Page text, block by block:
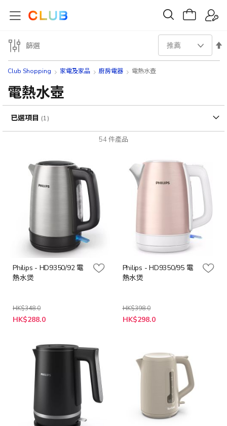
Club Shopping 家電及家品 廚房電器 電熱水壺
電熱水壺
54件產品
設
序
方
Philips - HD9350/92 電
熱水煲
HK$348.0
特
殊
HK$288.0
Philips - HD9350/95 電
熱水煲
HK$398.0
特
殊
HK$298.0
篩選
已選項目